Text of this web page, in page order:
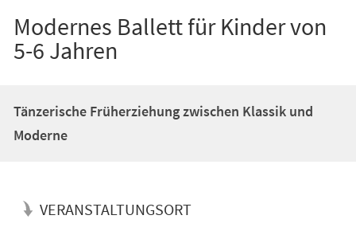
Modernes Ballett für Kinder von
5-6 Jahren
Tänzerische Früherziehung zwischen Klassik und
Moderne
VERANSTALTUNGSORT